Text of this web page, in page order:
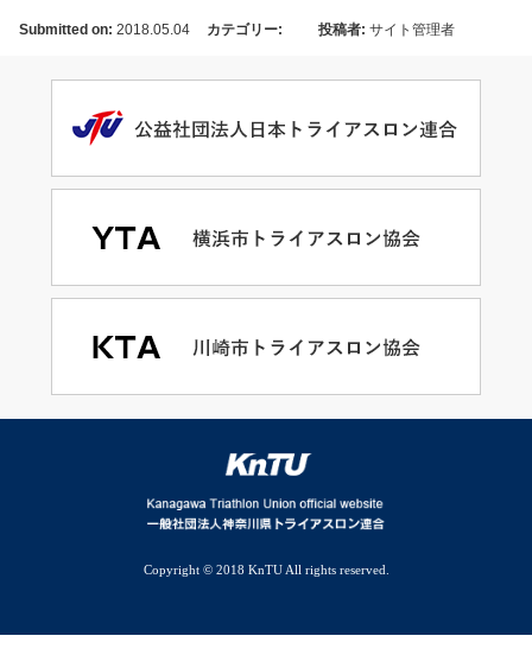
Submitted on: 2018.05.04 カテゴリー: 投稿者: サイト管理者
Copyright © 2018 KnTU All rights reserved.